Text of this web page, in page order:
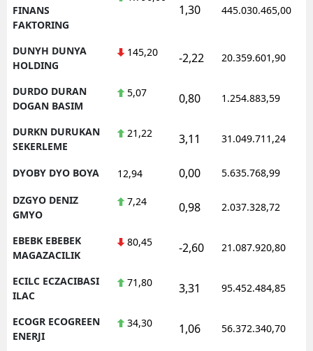
FINANS
FAKTORING
1,30 445.030.465,00
DUNYH DUNYA
HOLDING
145,20 -2,22 20.359.601,90
DURDO DURAN
DOGAN BASIM
5,07 0,80 1.254.883,59
DURKN DURUKAN
SEKERLEME
21,22 3,11 31.049.711,24
DYOBY DYO BOYA 12,94 0,00 5.635.768,99
DZGYO DENIZ
GMYO
7,24 0,98 2.037.328,72
EBEBK EBEBEK
MAGAZACILIK
80,45 -2,60 21.087.920,80
ECILC ECZACIBASI
ILAC
71,80 3,31 95.452.484,85
ECOGR ECOGREEN
ENERJI
34,30 1,06 56.372.340,70